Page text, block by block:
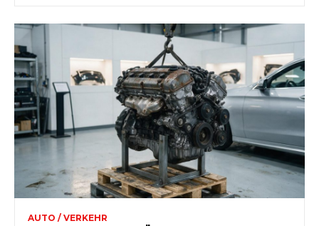
AUTO / VERKEHR